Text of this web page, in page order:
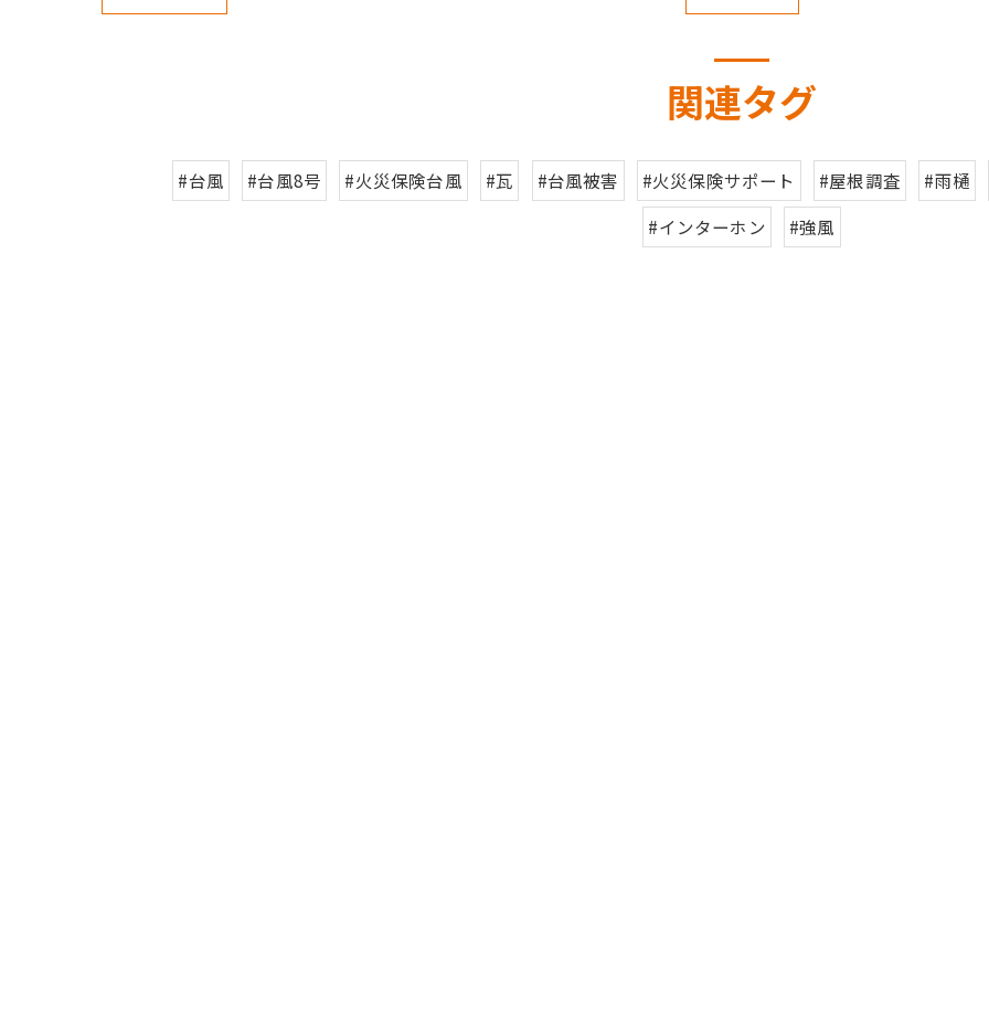
関連タグ
#台風 #台風8号 #火災保険台風 #瓦 #台風被害 #火災保険サポート #屋根調査 #雨樋
#インターホン
#強風